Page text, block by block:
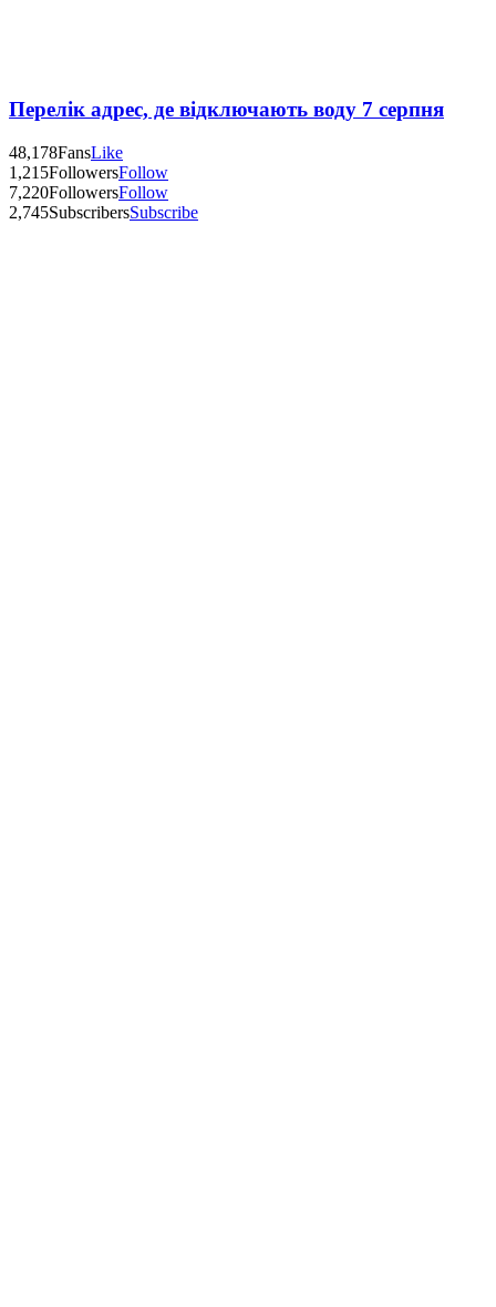
Перелік адрес, де відключають воду 7 серпня
48,178FansLike
1,215FollowersFollow
7,220FollowersFollow
2,745SubscribersSubscribe